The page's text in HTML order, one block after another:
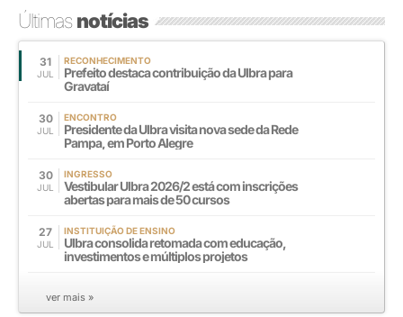
Últimasnotícias
31
JUL
RECONHECIMENTO
Prefeito destaca contribuição da Ulbra para
Gravataí
30
JUL
ENCONTRO
Presidente da Ulbra visita nova sede da Rede
Pampa, em Porto Alegre
30
JUL
INGRESSO
Vestibular Ulbra 2026/2 está com inscrições
abertas para mais de 50 cursos
27
JUL
INSTITUIÇÃO DE ENSINO
Ulbra consolida retomada com educação,
investimentos e múltiplos projetos
ver mais »